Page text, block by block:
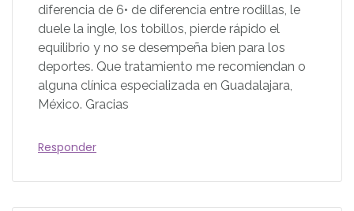
diferencia de 6• de diferencia entre rodillas, le
duele la ingle, los tobillos, pierde rápido el
equilibrio y no se desempeña bien para los
deportes. Que tratamiento me recomiendan o
alguna clínica especializada en Guadalajara,
México. Gracias
Responder